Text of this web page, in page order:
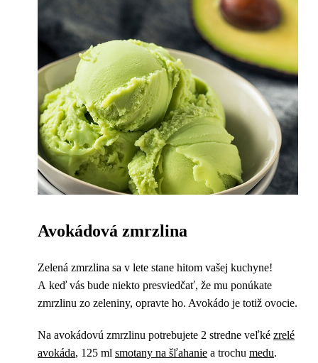
Avokádová zmrzlina
Zelená zmrzlina sa v lete stane hitom vašej kuchyne!
A keď vás bude niekto presviedčať, že mu ponúkate
zmrzlinu zo zeleniny, opravte ho. Avokádo je totiž ovocie.
Na avokádovú zmrzlinu potrebujete 2 stredne veľké zrelé
avokáda, 125 ml smotany na šľahanie a trochu medu.